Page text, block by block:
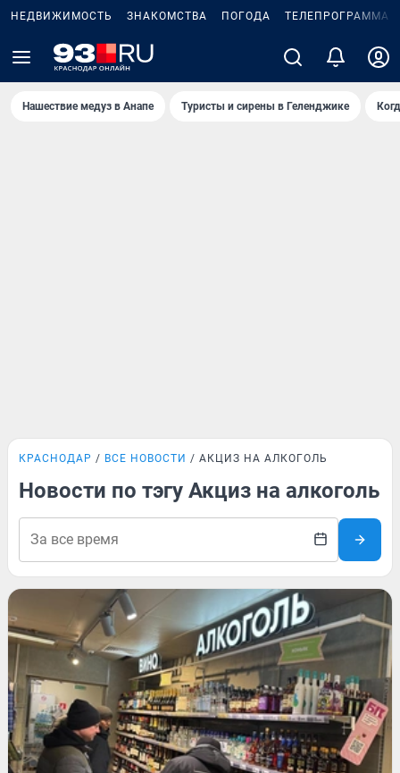
НЕДВИЖИМОСТЬ ЗНАКОМСТВА ПОГОДА ТЕЛЕПРОГРАММА
Нашествие медуз в Анапе Туристы и сирены в Геленджике
КРАСНОДАР ВСЕ НОВОСТИ АКЦИЗ НА АЛКОГОЛЬ
Новости по тэгу Акциз на алкоголь